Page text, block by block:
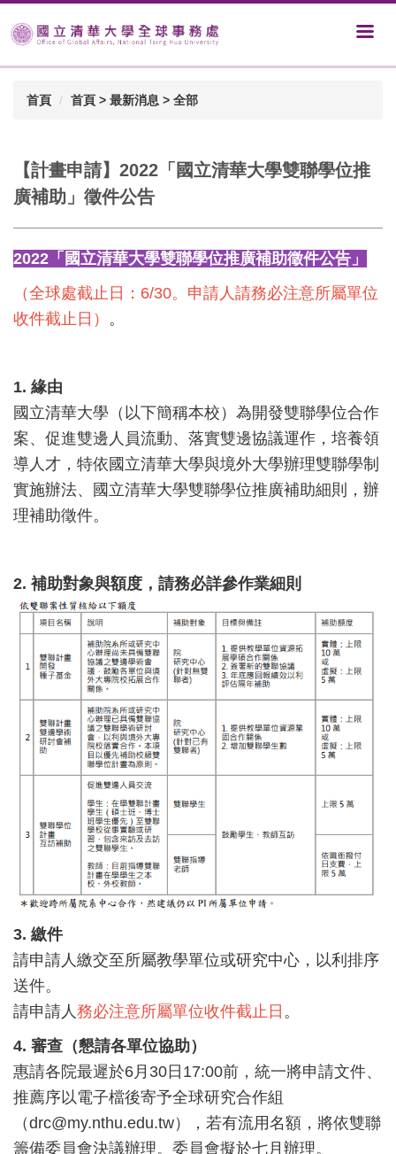
首頁 首頁 > 最新消息 > 全部
【計畫申請】2022「國立清華大學雙聯學位推
廣補助」徵件公告
2022「國立清華大學雙聯學位推廣補助徵件公告」
（全球處截止日：6/30。申請人請務必注意所屬單位
收件截止日 ） 。
1. 緣由
國立清華大學（以下簡稱本校）為開發雙聯學位合作
案、促進雙邊人員流動、落實雙邊協議運作，培養領
導人才，特依國立清華大學與境外大學辦理雙聯學制
實施辦法、國立清華大學雙聯學位推廣補助細則，辦
理補助徵件。
2. 補助對象與額度，請務必詳參作業細則
3. 繳件
請申請人繳交至所屬教學單位或研究中心，以利排序
送件。
請申請人務必注意所屬單位收件截止日 。
4. 審查（懇請各單位協助）
惠請各院最遲於6月30日17:00前，統一將申請文件、
推薦序以電子檔後寄予全球研究合作組
（drc@my.nthu.edu.tw），若有流用名額，將依雙聯
籌備委員會決議辦理。委員會擬於七月辦理。